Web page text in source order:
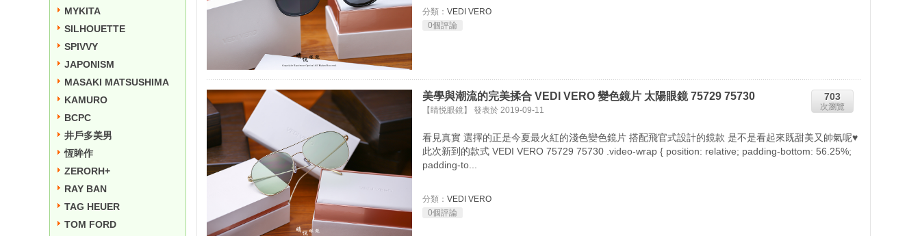
分類： VEDI VERO
0個評論
美學與潮流的完美揉合 VEDI VERO 變色鏡片 太陽眼鏡 75729 75730
【睛悦眼鏡】 發表於 2019-09-11
看見真實 選擇的正是今夏最火紅的淺色變色鏡片 搭配飛官式設計的鏡款 是不是看起來既甜美又帥氣呢♥
此次新到的款式 VEDI VERO 75729 75730 .video-wrap { position: relative; padding-bottom: 56.25%;
padding-to...
分類： VEDI VERO
0個評論
703
次瀏覽
MYKITA
SILHOUETTE
SPIVVY
JAPONISM
MASAKI MATSUSHIMA
KAMURO
BCPC
井戶多美男
恆眸作
ZERORH+
RAY BAN
TAG HEUER
TOM FORD